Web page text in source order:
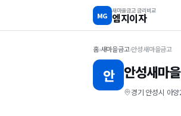
MG
새마을금고 금리비교
엠지이자
홈›새마을금고›안성새마을금고
안 안성새마
경기 안성시 아